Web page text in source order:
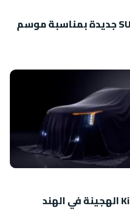
هيونداي تطلق SUV جديدة بمناسبة موسم